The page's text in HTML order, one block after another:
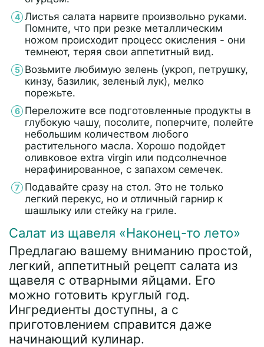
Листья салата нарвите произвольно руками.
Помните, что при резке металлическим
ножом происходит процесс окисления - они
темнеют, теряя свои аппетитный вид.
Возьмите любимую зелень (укроп, петрушку,
кинзу, базилик, зеленый лук), мелко
порежьте.
Переложите все подготовленные продукты в
глубокую чашу, посолите, поперчите, полейте
небольшим количеством любого
растительного масла. Хорошо подойдет
оливковое extra virgin или подсолнечное
нерафинированное, с запахом семечек.
Подавайте сразу на стол. Это не только
легкий перекус, но и отличный гарнир к
шашлыку или стейку на гриле.
Салат из щавеля «Наконец-то лето»
Предлагаю вашему вниманию простой,
легкий, аппетитный рецепт салата из
щавеля с отварными яйцами. Его
можно готовить круглый год.
Ингредиенты доступны, а с
приготовлением справится даже
начинающий кулинар.